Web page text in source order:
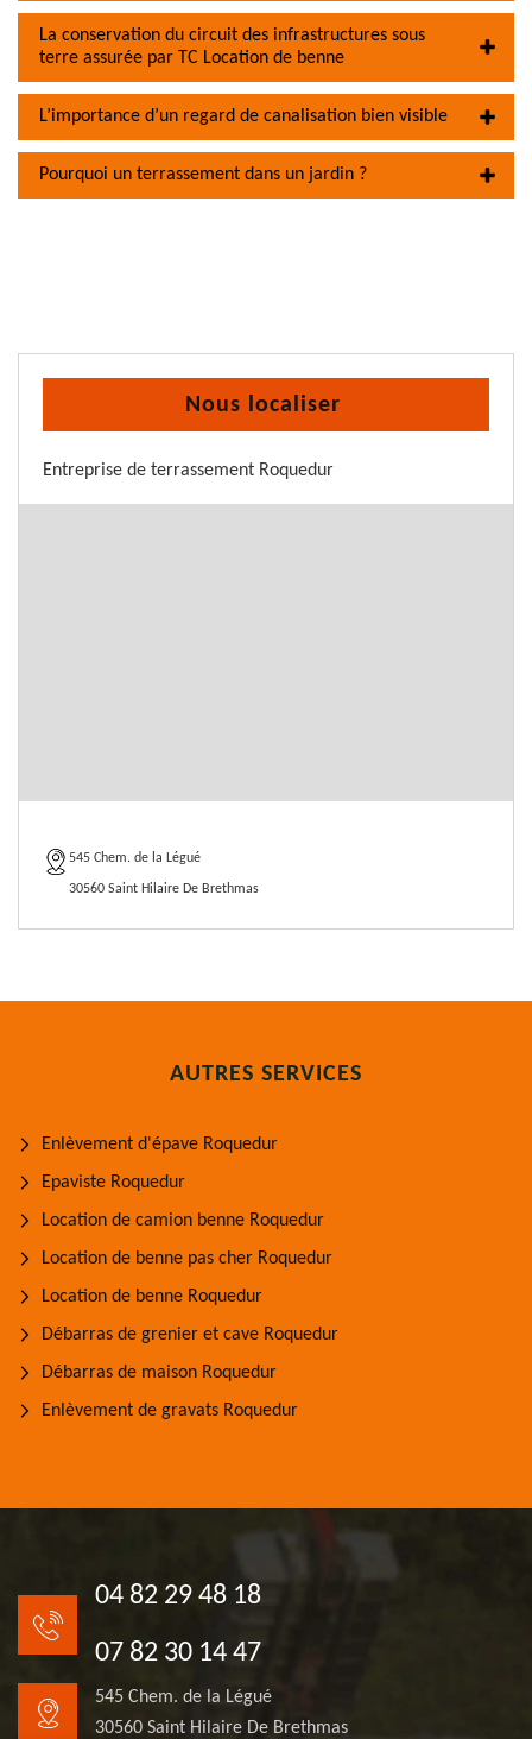
La conservation du circuit des infrastructures sous
terre assurée par TC Location de benne
L’importance d’un regard de canalisation bien visible
Pourquoi un terrassement dans un jardin ?
Nous localiser
Entreprise de terrassement Roquedur
545 Chem. de la Légué
30560 Saint Hilaire De Brethmas
AUTRES SERVICES
Enlèvement d'épave Roquedur
Epaviste Roquedur
Location de camion benne Roquedur
Location de benne pas cher Roquedur
Location de benne Roquedur
Débarras de grenier et cave Roquedur
Débarras de maison Roquedur
Enlèvement de gravats Roquedur
04 82 29 48 18
07 82 30 14 47
545 Chem. de la Légué
30560 Saint Hilaire De Brethmas